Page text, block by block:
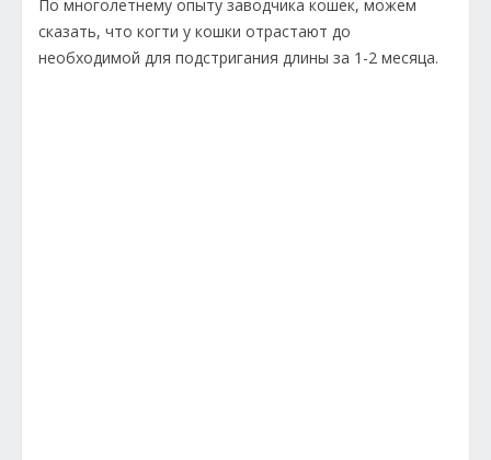
По многолетнему опыту заводчика кошек, можем
сказать, что когти у кошки отрастают до
необходимой для подстригания длины за 1-2 месяца.